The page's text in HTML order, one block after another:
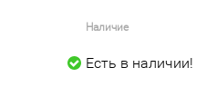
Наличие
Есть в наличии!